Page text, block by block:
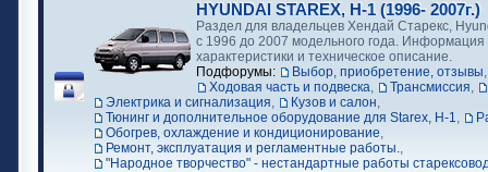
HYUNDAI STAREX, H-1 (1996- 2007г.)
Раздел для владельцев Хендай Старекс,
с 1996 до 2007 модельного года. Информация
характеристики и техническое описание.
Подфорумы:
Выбор, приобретение, отзывы
Ходовая часть и подвеска, Трансмиссия,
Электрика и сигнализация, Кузов и салон,
Тюнинг и дополнительное оборудование для Starex, H-1,
Обогрев, охлаждение и кондиционирование,
Ремонт, эксплуатация и регламентные работы.,
"Народное творчество" - нестандартные работы